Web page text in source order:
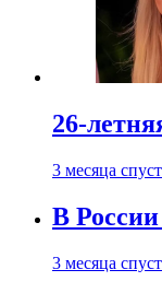
26-
3 месяца
В
3 месяца